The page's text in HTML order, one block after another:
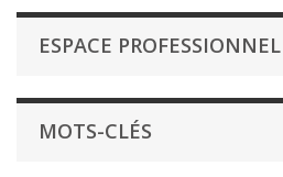
ESPACE PROFESSIONNEL
MOTS-CLÉS